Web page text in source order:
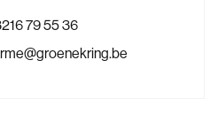
79 55 36